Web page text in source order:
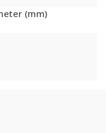
(mm)